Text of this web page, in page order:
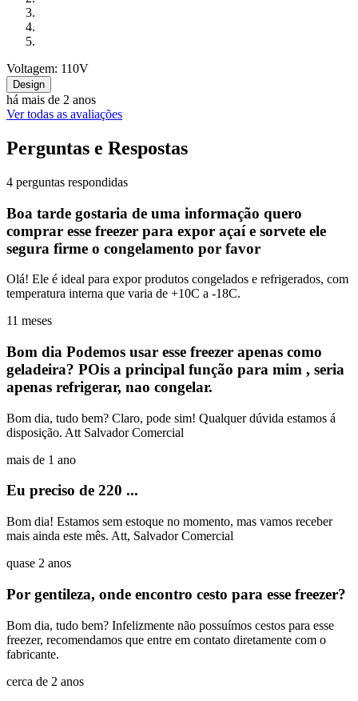
Voltagem: 110V
Design
há mais de 2 anos
Ver todas as avaliações
Perguntas e Respostas
4 perguntas respondidas
Boa tarde gostaria de uma informação quero
comprar esse freezer para expor açaí e sorvete ele
segura firme o congelamento por favor
Olá! Ele é ideal para expor produtos congelados e refrigerados, com
temperatura interna que varia de +10C a -18C.
11 meses
Bom dia Podemos usar esse freezer apenas como
geladeira? POis a principal função para mim , seria
apenas refrigerar, nao congelar.
Bom dia, tudo bem? Claro, pode sim! Qualquer dúvida estamos á
disposição. Att Salvador Comercial
mais de 1 ano
Eu preciso de 220 ...
Bom dia! Estamos sem estoque no momento, mas vamos receber
mais ainda este mês. Att, Salvador Comercial
quase 2 anos
Por gentileza, onde encontro cesto para esse freezer?
Bom dia, tudo bem? Infelizmente não possuímos cestos para esse
freezer, recomendamos que entre em contato diretamente com o
fabricante.
cerca de 2 anos